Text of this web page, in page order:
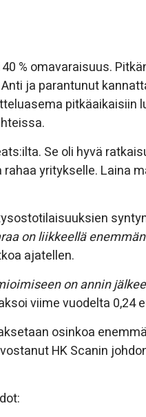
% omavaraisuus.
ja parantunut
pitkäaikaisiin
Se oli hyvä
yritykselle. Laina
on liikkeellä
ajatellen.
on annin
viime vuodelta 0,24
osinkoa
HK Scanin